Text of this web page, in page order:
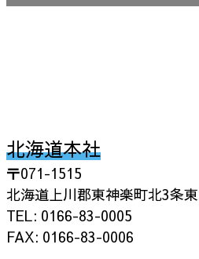
北海道本社
〒071-1515
北海道上川郡東神楽町北3条
TEL: 0166-83-0005
FAX: 0166-83-0006